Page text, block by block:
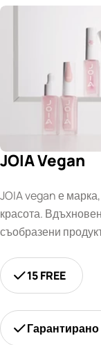
JOIA Vegan
JOIA vegan е
красота.
съобразени
15 FREE
Гарантирано